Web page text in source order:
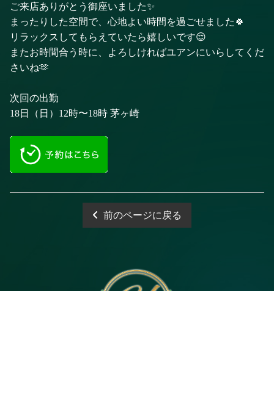
ご来店ありがとう御座いました✨
まったりした空間で、心地よい時間を過ごせました🍀
リラックスしてもらえていたら嬉しいです😌
またお時間合う時に、よろしければユアンにいらしてくだ
さいね🫶
次回の出勤
18日（日）12時〜18時 茅ヶ崎
前のページに戻る